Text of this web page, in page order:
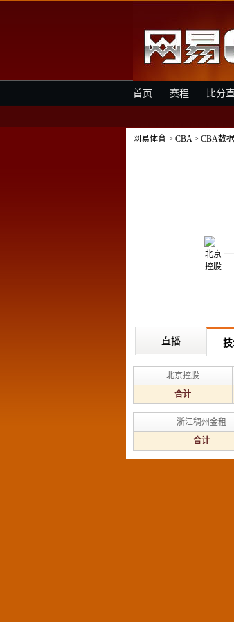
首页 赛程 比分
网易体育 > CBA> CBA数
直播
北京控股
合计
浙江稠州金租
合计